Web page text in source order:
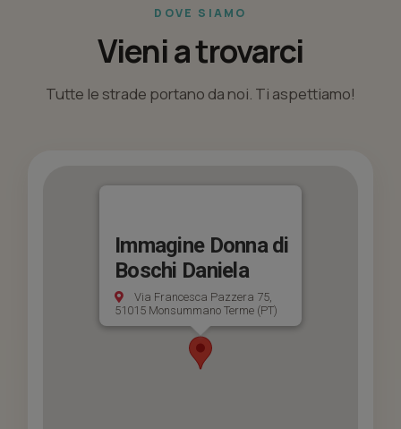
DOVE SIAMO
Vieni a trovarci
Tutte le strade portano da noi. Ti aspettiamo!
Immagine Donna di
Boschi Daniela
Via Francesca Pazzera 75,
51015 Monsummano Terme (PT)